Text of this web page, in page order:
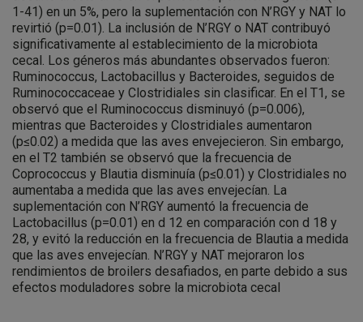
1-41) en un 5%, pero la suplementación con N’RGY y NAT lo
revirtió (p=0.01). La inclusión de N’RGY o NAT contribuyó
significativamente al establecimiento de la microbiota
cecal. Los géneros más abundantes observados fueron:
Ruminococcus, Lactobacillus y Bacteroides, seguidos de
Ruminococcaceae y Clostridiales sin clasificar. En el T1, se
observó que el Ruminococcus disminuyó (p=0.006),
mientras que Bacteroides y Clostridiales aumentaron
(p≤0.02) a medida que las aves envejecieron. Sin embargo,
en el T2 también se observó que la frecuencia de
Coprococcus y Blautia disminuía (p≤0.01) y Clostridiales no
aumentaba a medida que las aves envejecían. La
suplementación con N’RGY aumentó la frecuencia de
Lactobacillus (p=0.01) en d 12 en comparación con d 18 y
28, y evitó la reducción en la frecuencia de Blautia a medida
que las aves envejecían. N’RGY y NAT mejoraron los
rendimientos de broilers desafiados, en parte debido a sus
efectos moduladores sobre la microbiota cecal